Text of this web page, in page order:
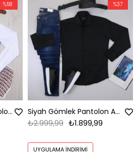
Beyaz Gömlek Bej Pantolon Ayakkabı Kombin
%58
Siyah Gömlek Pantolon Ayakkabı Kombin
₺1.899,99
₺2.999,99
UYGULAMA İNDIRIMI
%37